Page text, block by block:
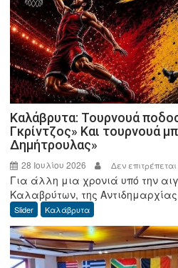
Καλάβρυτα: Τουρνουά
Γκρίντζος» Και τουρνουά
Δημήτρουλας»
28 Ιουλίου 2026 Δεν
Για άλλη μια χρονιά υπό την
Καλαβρύτων, της
Slider Καλάβρυτα